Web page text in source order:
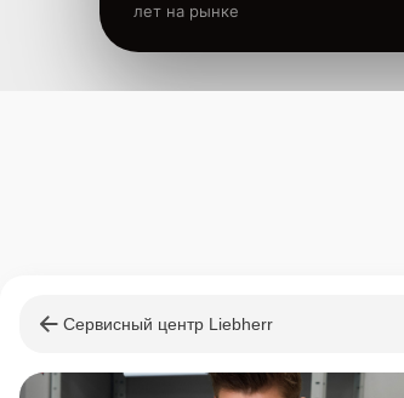
лет на рынке
Сервисный центр Liebherr